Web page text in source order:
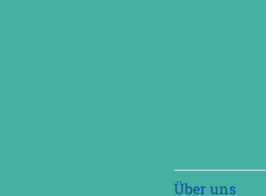
Navigation
Über uns